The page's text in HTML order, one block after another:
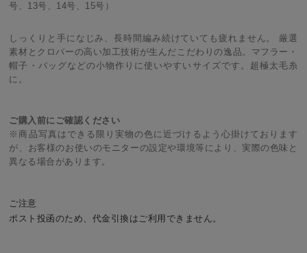
号、13号、14号、15号）
しっくりと手になじみ、長時間編み続けていても疲れません。 厳選
素材とクロバーの高い加工技術が生んだこだわりの逸品。マフラー・
帽子・バッグなどの小物作りに使いやすいサイズです。超極太毛糸
に。
ご購入前にご確認ください
※商品写真はできる限り実物の色に近づけるよう心掛けております
が、お客様のお使いのモニターの設定や環境等により、実際の色味と
異なる場合があります。
ご注意
ポスト投函のため、代金引換はご利用できません。